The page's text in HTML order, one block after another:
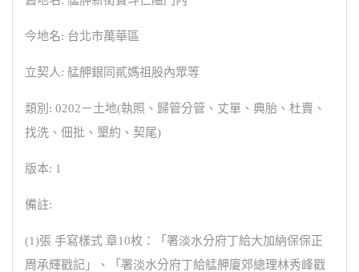
今地名: 台北市萬華區
立契人: 艋舺銀同貳媽祖股內眾等
類別: 0202－土地(執照、歸管分管、丈單、典胎、杜賣、
找洗、佃批、墾約、契尾)
版本: 1
備註:
(1)張 手寫樣式 章10枚：「署淡水分府丁給大加納保保正
周承輝戳記」、「署淡水分府丁給艋舺廈郊總理林秀峰戳